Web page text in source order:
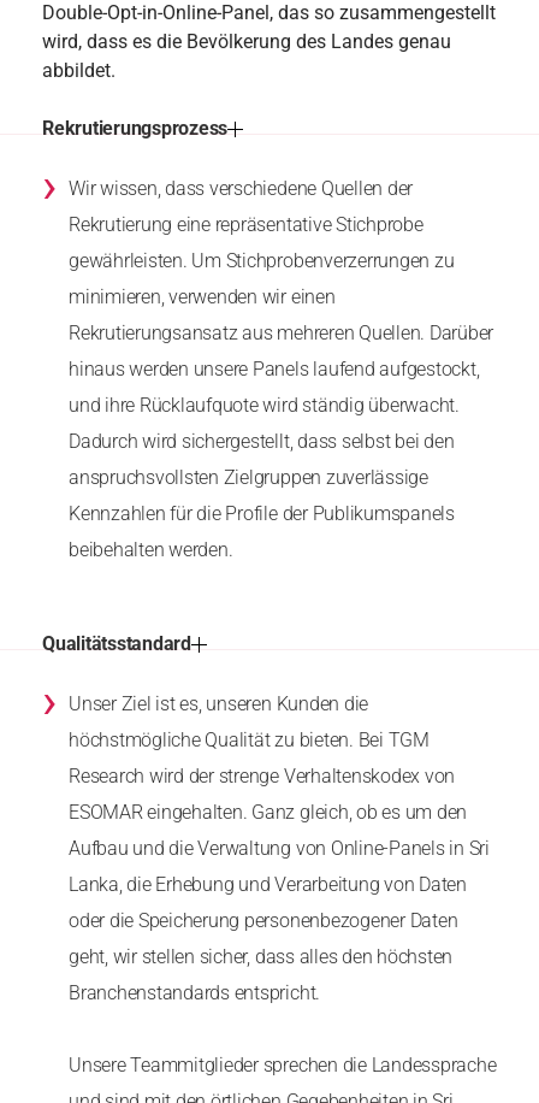
Double-Opt-in-Online-Panel, das so zusammengestellt
wird, dass es die Bevölkerung des Landes genau
abbildet.
Rekrutierungsprozess
› Wir wissen, dass verschiedene Quellen der
Rekrutierung eine repräsentative Stichprobe
gewährleisten. Um Stichprobenverzerrungen zu
minimieren, verwenden wir einen
Rekrutierungsansatz aus mehreren Quellen. Darüber
hinaus werden unsere Panels laufend aufgestockt,
und ihre Rücklaufquote wird ständig überwacht.
Dadurch wird sichergestellt, dass selbst bei den
anspruchsvollsten Zielgruppen zuverlässige
Kennzahlen für die Profile der Publikumspanels
beibehalten werden.
Qualitätsstandard
›
Unser Ziel ist es, unseren Kunden die
höchstmögliche Qualität zu bieten. Bei TGM
Research wird der strenge Verhaltenskodex von
ESOMAR eingehalten. Ganz gleich, ob es um den
Aufbau und die Verwaltung von Online-Panels in Sri
Lanka, die Erhebung und Verarbeitung von Daten
oder die Speicherung personenbezogener Daten
geht, wir stellen sicher, dass alles den höchsten
Branchenstandards entspricht.
Unsere Teammitglieder sprechen die Landessprache